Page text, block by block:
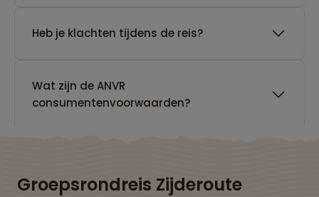
Heb je klachten tijdens de reis?
Wat zijn de ANVR
consumentenvoorwaarden?
Groepsrondreis Zijderoute